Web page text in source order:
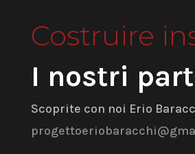
Costruire
I nostri
Scoprite con noi Erio